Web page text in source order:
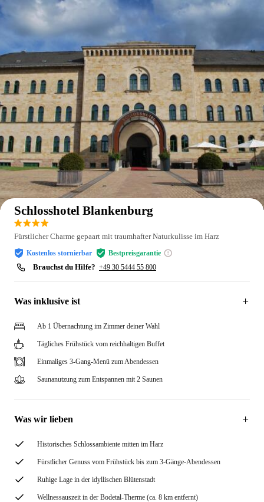
Auf der Karte anzeigen
Schlosshotel Blankenburg
Fürstlicher Charme gepaart mit traumhafter Naturkulisse im Harz
Kostenlos stornierbar Bestpreisgarantie
Brauchst du Hilfe? +49 30 5444 55 800
Was inklusive ist
Ab 1 Übernachtung im Zimmer deiner Wahl
Tägliches Frühstück vom reichhaltigen Buffet
Einmaliges 3-Gang-Menü zum Abendessen
Saunanutzung zum Entspannen mit 2 Saunen
Was wir lieben
Historisches Schlossambiente mitten im Harz
Fürstlicher Genuss vom Frühstück bis zum 3-Gänge-Abendessen
Ruhige Lage in der idyllischen Blütenstadt
Wellnessauszeit in der Bodetal-Therme (ca. 8 km entfernt)